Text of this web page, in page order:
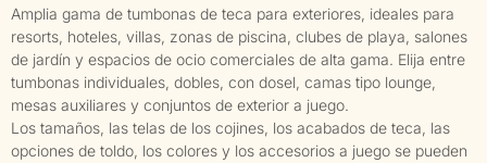
Amplia gama de tumbonas de teca para exteriores, ideales para
resorts, hoteles, villas, zonas de piscina, clubes de playa, salones
de jardín y espacios de ocio comerciales de alta gama. Elija entre
tumbonas individuales, dobles, con dosel, camas tipo lounge,
mesas auxiliares y conjuntos de exterior a juego.
Los tamaños, las telas de los cojines, los acabados de teca, las
opciones de toldo, los colores y los accesorios a juego se pueden